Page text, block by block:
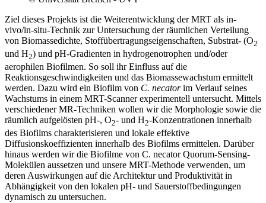
Ziel dieses Projekts ist die Weiterentwicklung der MRT als in-
vivo/in-situ-Technik zur Untersuchung der räumlichen Verteilung
von Biomassedichte, Stoffübertragungseigenschaften, Substrat- (O2
und H2) und pH-Gradienten in hydrogenotrophen und/oder
aerophilen Biofilmen. So soll ihr Einfluss auf die
Reaktionsgeschwindigkeiten und das Biomassewachstum ermittelt
werden. Dazu wird ein Biofilm von C. necatorim Verlauf seines
Wachstums in einem MRT-Scanner experimentell untersucht. Mittels
verschiedener MR-Techniken wollen wir die Morphologie sowie die
räumlich aufgelösten pH-, O2- und H2-Konzentrationen innerhalb
des Biofilms charakterisieren und lokale effektive
Diffusionskoeffizienten innerhalb des Biofilms ermittelen. Darüber
hinaus werden wir die Biofilme von C. necator Quorum-Sensing-
Molekülen aussetzen und unsere MRT-Methode verwenden, um
deren Auswirkungen auf die Architektur und Produktivität in
Abhängigkeit von den lokalen pH- und Sauerstoffbedingungen
dynamisch zu untersuchen.